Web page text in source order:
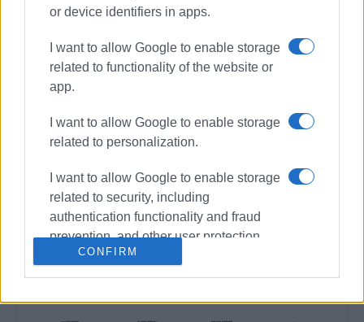
or device identifiers in apps.
I want to allow Google to enable storage
related to functionality of the website or
app.
I want to allow Google to enable storage
related to personalization.
I want to allow Google to enable storage
related to security, including
authentication functionality and fraud
prevention, and other user protection.
CONFIRM
ΕΛΕΝΗ ΚΟΡΩΝΑΚΗ
1990 σε θέσεις υψηλής ευθύνης. Ειδικεύεται στις
δημόσιες σχέσεις, το ελεύθερο και το
Ακολουθήστε το enimerosi στοFacebook